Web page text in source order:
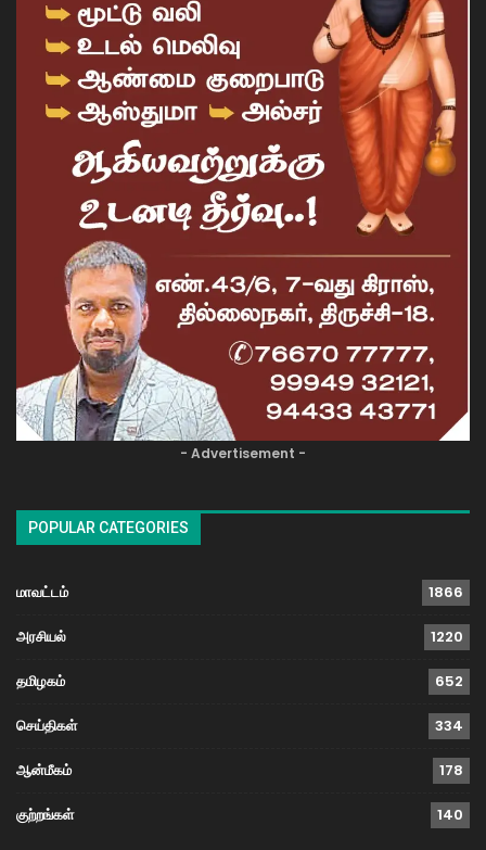
- Advertisement -
POPULAR CATEGORIES
மாவட்டம் 1866
அரசியல் 1220
தமிழகம் 652
செய்திகள் 334
ஆன்மீகம் 178
குற்றங்கள் 140